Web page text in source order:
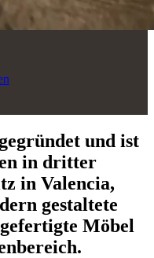
und ist
in dritter
in Valencia,
gestaltete
Möbel